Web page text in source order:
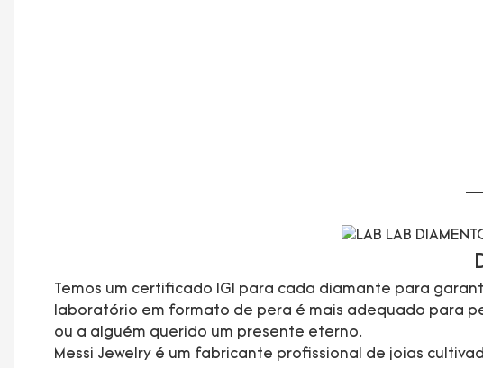
Temos um certificado IGI para cada diamante para
laboratório em formato de pera é mais adequado para
ou a alguém querido um presente eterno.
Messi Jewelry é um fabricante profissional de joias